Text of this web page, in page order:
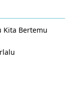
Kita Bertemu